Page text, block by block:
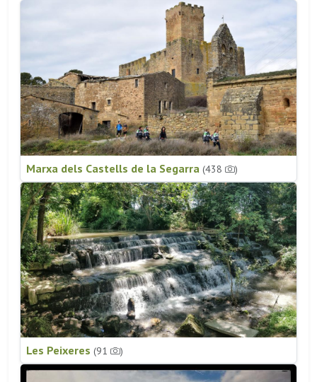
Marxa dels Castells de la Segarra (438 )
Les Peixeres (91 )